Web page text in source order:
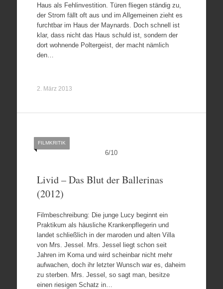
Haus als Fehlinvestition. Türen fliegen ständig zu,
der Strom fällt oft aus und im Allgemeinen zieht es
furchtbar im Haus der Maynards. Doch schnell ist
klar, dass nicht das Haus schuld ist, sondern der
dort wohnende Poltergeist, der macht nämlich
den…
2. März 2013
6/10
FILMKRITIK
Livid – Das Blut der Ballerinas
(2012)
Filmbeschreibung: Die junge Lucy beginnt ein
Praktikum als häusliche Krankenpflegerin und
landet schließlich in der maroden und alten Villa
von Mrs. Jessel. Mrs. Jessel liegt schon seit
Jahren im Koma und wird scheinbar nicht mehr
aufwachen, doch ihr letzter Wunsch war es, daheim
zu sterben. Mrs. Jessel, so sagt man, besitze
einen riesigen Schatz in…